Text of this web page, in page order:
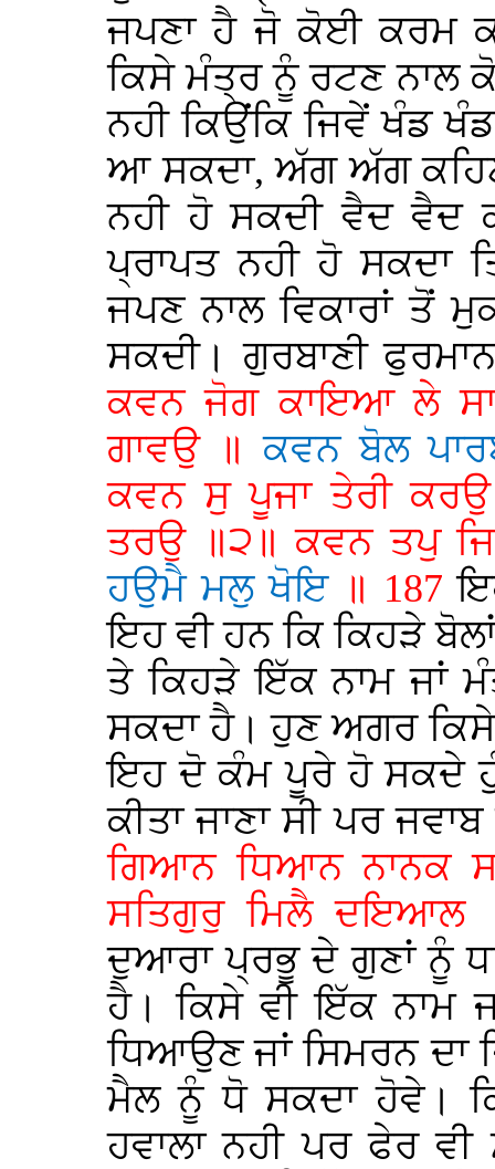
ਜਪਣਾ ਹੈ ਜੋ ਕੋਈ ਕਰਮ
ਕਿਸੇ ਮੰਤ੍ਰ ਨੂੰ ਰਟਣ ਨਾਲ
ਨਹੀ ਕਿਉਂਕਿ ਜਿਵੇਂ ਖੰਡ
ਆ ਸਕਦਾ, ਅੱਗ ਅੱਗ
ਨਹੀ ਹੋ ਸਕਦੀ ਵੈਦ ਵੈਦ
ਪ੍ਰਾਪਤ ਨਹੀ ਹੋ ਸਕਦਾ
ਜਪਣ ਨਾਲ ਵਿਕਾਰਾਂ ਤੋਂ
ਸਕਦੀ। ਗੁਰਬਾਣੀ
ਕਵਨ ਜੋਗ ਕਾਇਆ ਲੇ
ਗਾਵਉ ॥ਕਵਨ ਬੋਲ
ਕਵਨ ਸੁ ਪੂਜਾ ਤੇਰੀ
ਤਰਉ ॥੨॥ ਕਵਨ ਤਪੁ
ਹਉਮੈ ਮਲੁ ਖੋਇ॥ 187
ਇਹ ਵੀ ਹਨ ਕਿ ਕਿਹੜੇ
ਤੇ ਕਿਹੜੇ ਇੱਕ ਨਾਮ ਜਾਂ
ਸਕਦਾ ਹੈ। ਹੁਣ ਅਗਰ
ਇਹ ਦੋ ਕੰਮ ਪੂਰੇ ਹੋ ਸਕਦੇ
ਕੀਤਾ ਜਾਣਾ ਸੀ ਪਰ
ਗਿਆਨ ਧਿਆਨ ਨਾਨਕ
ਸਤਿਗੁਰੁ ਮਿਲੈ
ਦੁਆਰਾ ਪ੍ਰਭੂ ਦੇ ਗੁਣਾਂ ਨੂੰ
ਹੈ। ਕਿਸੇ ਵੀ ਇੱਕ ਨਾਮ
ਧਿਆਉਣ ਜਾਂ ਸਿਮਰਨ ਦਾ
ਮੈਲ ਨੂੰ ਧੋ ਸਕਦਾ ਹੋਵੇ।
ਹਵਾਲਾ ਨਹੀ ਪਰ ਫੇਰ